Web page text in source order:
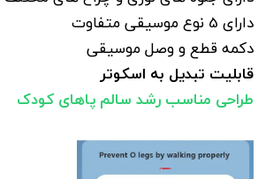
دارای 5 نوع موسیقی متفاوت
دکمه قطع و وصل موسیقی
قابلیت تبدیل به اسکوتر
طراحی مناسب رشد سالم پاهای کودک